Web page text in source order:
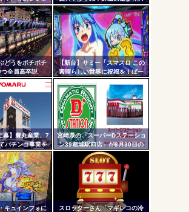
かいうクソアニメの思い出ｗｗｗ
相互RSS
ｗｗｗｗｗ
ょっと多めに出しておけば勝手
に客が寄ってくるのに強欲すぎ
て極限まで搾り取るから客が飛
ぶんだよ
どうをポチポチ
全員高卒説
【新台】サミー「スマスロ この
素晴らしい世界に祝福を！ぱー
と2」筐体画像が公開される！こ
のすば10周年イベントの会場に
展示されているらしいぞ！！！
幕】豊丸産業、7
パチンコ事業を
ーやコマコマ倶
チブレイド…た
をありがとう
宮崎県の「スーパーDステーショ
ン39都城駅前店」が8月30日の
営業をもって閉店へ
キュインフォに
スロッターさん「マギレコの冷